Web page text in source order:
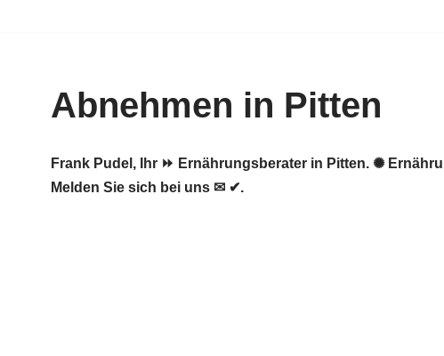
springenAbnehmen in Pitten
Frank Pudel, Ihr ⏩ Ernährungsberater in Pitten. ✺
Melden Sie sich bei uns ✉ ✔.